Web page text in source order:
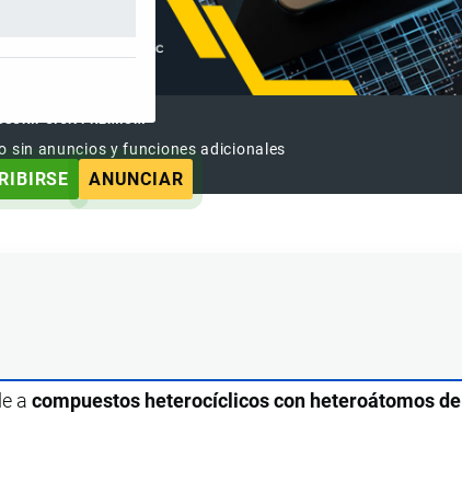
sin anuncios y funciones adicionales
ANUNCIAR
acompuestos heterocíclicos con heteroátomos de